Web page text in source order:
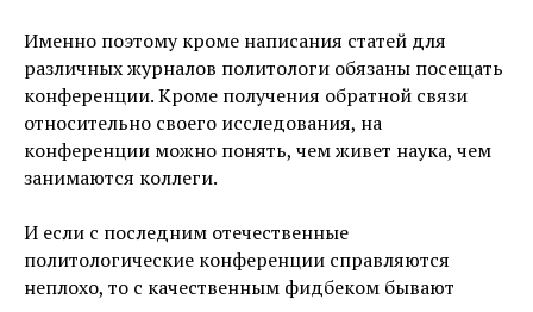
Именно поэтому кроме написания статей для
различных журналов политологи обязаны посещать
конференции. Кроме получения обратной связи
относительно своего исследования, на
конференции можно понять, чем живет наука, чем
занимаются коллеги.
И если с последним отечественные
политологические конференции справляются
неплохо, то с качественным фидбеком бывают